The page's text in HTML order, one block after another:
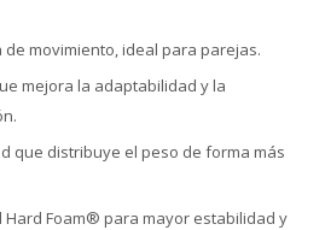
movimiento, ideal para parejas.
mejora la adaptabilidad y la
que distribuye el peso de forma más
Foam® para mayor estabilidad y